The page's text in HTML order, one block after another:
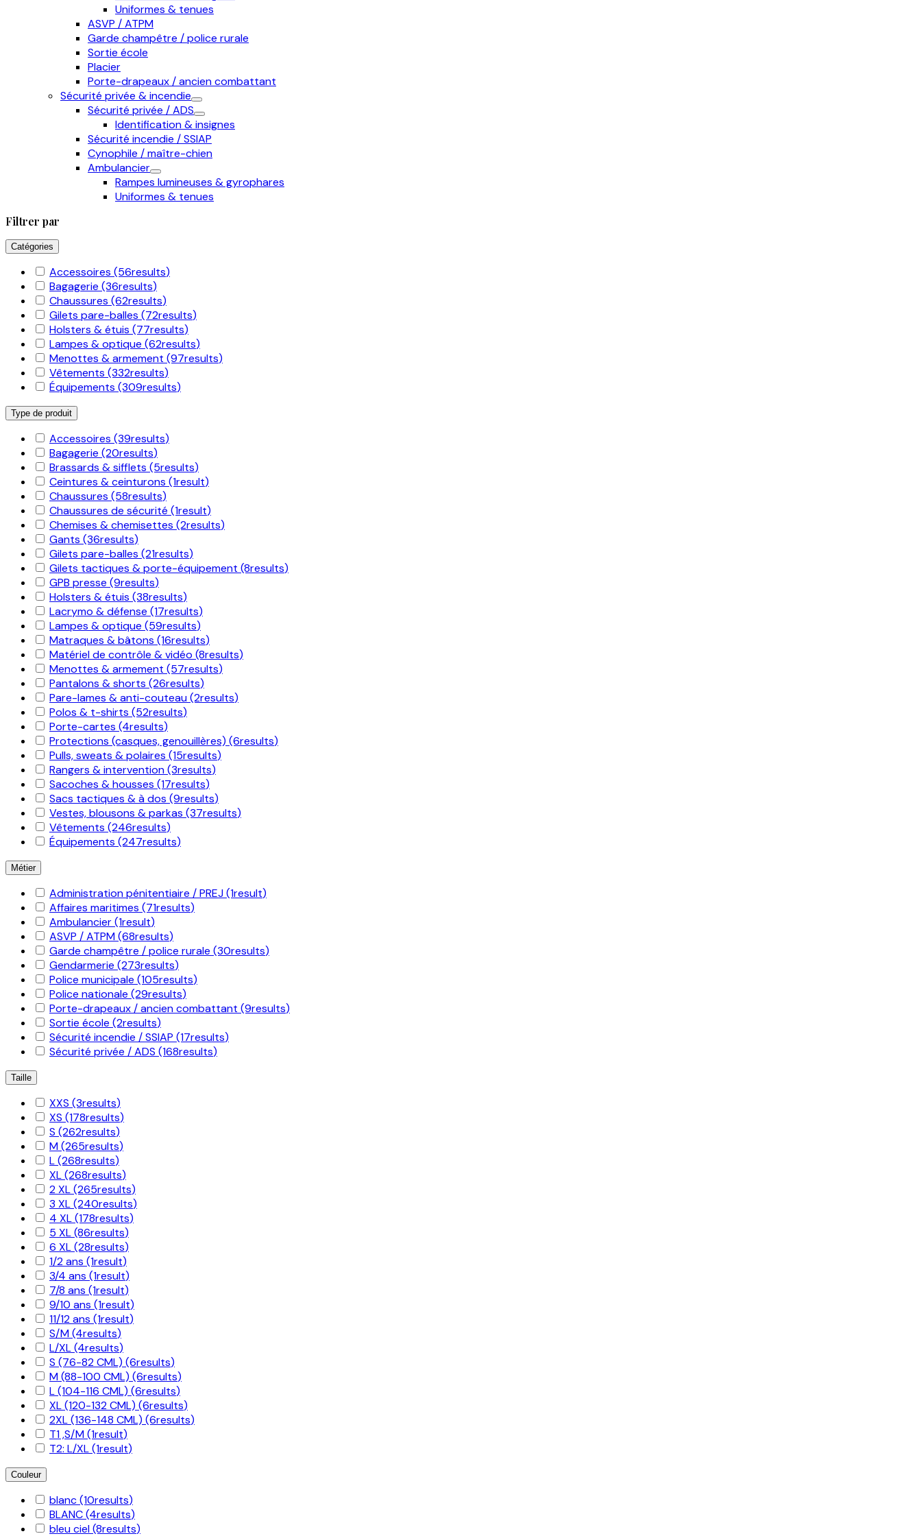
Uniformes & tenues
ASVP / ATPM
Garde champêtre / police rurale
Sortie école
Placier
Porte-drapeaux / ancien combattant
Sécurité privée & incendie
Sécurité privée / ADS
Identification & insignes
Sécurité incendie / SSIAP
Cynophile / maître-chien
Ambulancier
Rampes lumineuses & gyrophares
Uniformes & tenues
Filtrer par
Catégories
Accessoires (56results)
Bagagerie (36results)
Chaussures (62results)
Gilets pare-balles (72results)
Holsters & étuis (77results)
Lampes & optique (62results)
Menottes & armement (97results)
Vêtements (332results)
Équipements (309results)
Type de produit
Accessoires (39results)
Bagagerie (20results)
Brassards & sifflets (5results)
Ceintures & ceinturons (1result)
Chaussures (58results)
Chaussures de sécurité (1result)
Chemises & chemisettes (2results)
Gants (36results)
Gilets pare-balles (21results)
Gilets tactiques & porte-équipement (8results)
GPB presse (9results)
Holsters & étuis (38results)
Lacrymo & défense (17results)
Lampes & optique (59results)
Matraques & bâtons (16results)
Matériel de contrôle & vidéo (8results)
Menottes & armement (57results)
Pantalons & shorts (26results)
Pare-lames & anti-couteau(2results)
Polos & t-shirts (52results)
Porte-cartes (4results)
Protections (casques, genouillères) (6results)
Pulls, sweats & polaires (15results)
Rangers & intervention(3results)
Sacoches & housses (17results)
Sacs tactiques & à dos (9results)
Vestes, blousons & parkas (37results)
Vêtements (246results)
Équipements (247results)
Métier
Administration pénitentiaire / PREJ(1result)
Affaires maritimes (71results)
Ambulancier(1result)
ASVP / ATPM(68results)
Garde champêtre / police rurale (30results)
Gendarmerie (273results)
Police municipale (105results)
Police nationale (29results)
Porte-drapeaux / ancien combattant (9results)
Sortie école (2results)
Sécurité incendie / SSIAP (17results)
Sécurité privée / ADS (168results)
Taille
XXS (3results)
XS (178results)
S (262results)
M(265results)
L(268results)
XL(268results)
2 XL(265results)
3 XL(240results)
4 XL(178results)
5 XL(86results)
6 XL(28results)
1/2 ans (1result)
3/4 ans (1result)
7/8 ans (1result)
9/10 ans (1result)
11/12 ans (1result)
S/M(4results)
L/XL(4results)
S (76-82 CML) (6results)
M (88-100 CML) (6results)
L (104-116 CML) (6results)
XL (120-132 CML) (6results)
2XL (136-148 CML) (6results)
T1 ,S/M(1result)
T2: L/XL(1result)
Couleur
blanc(10results)
BLANC(4results)
bleu ciel(8results)